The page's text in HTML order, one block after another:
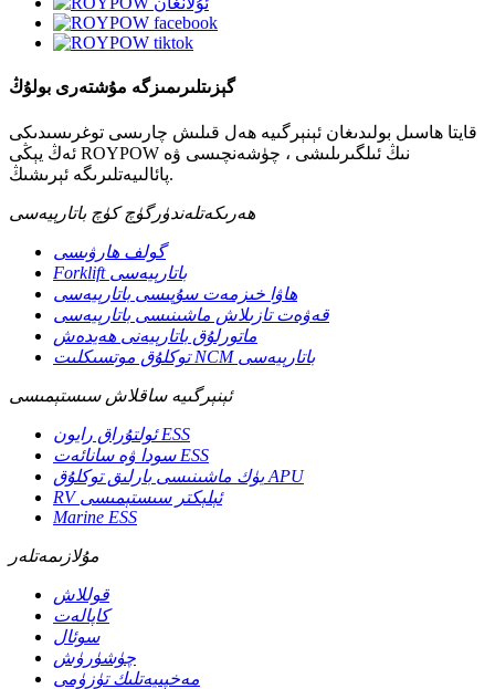
گېزىتلىرىمىزگە مۇشتەرى بولۇڭ
قايتا ھاسىل بولىدىغان ئېنېرگىيە ھەل قىلىش چارىسى توغرىسىدىكى
ئەڭ يېڭى ROYPOW نىڭ ئىلگىرىلىشى ، چۈشەنچىسى ۋە
پائالىيەتلىرىگە ئېرىشىڭ.
ھەرىكەتلەندۈرگۈچ كۈچ باتارېيەسى
گولف ھارۋىسى
Forklift باتارېيەسى
ھاۋا خىزمەت سۇپىسى باتارېيەسى
قەۋەت تازىلاش ماشىنىسى باتارېيەسى
ماتورلۇق باتارېيەنى ھەيدەش
توكلۇق موتسىكلىت NCM باتارېيەسى
ئېنېرگىيە ساقلاش سىستېمىسى
ئولتۇراق رايون ESS
سودا ۋە سانائەت ESS
يۈك ماشىنىسى بارلىق توكلۇق APU
RV ئېلېكتر سىستېمىسى
Marine ESS
مۇلازىمەتلەر
قوللاش
كاپالەت
سوئال
چۈشۈرۈش
مەخپىيەتلىك تۈزۈمى